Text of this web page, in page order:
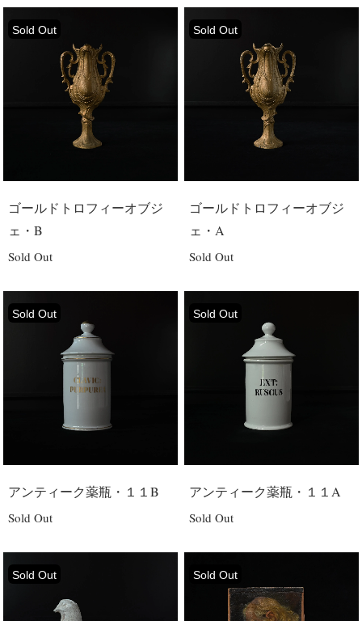
Sold Out
ゴールドトロフィーオブジ
ェ・B
Sold Out
Sold Out
ゴールドトロフィーオブジ
ェ・A
Sold Out
Sold Out
アンティーク薬瓶・１１B
Sold Out
Sold Out
アンティーク薬瓶・１１A
Sold Out
Sold Out Sold Out